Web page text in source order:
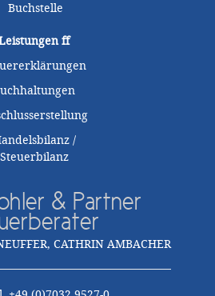
Buchstelle
ff
/
Steuerbilanz
& Partner
CATHRIN AMBACHER